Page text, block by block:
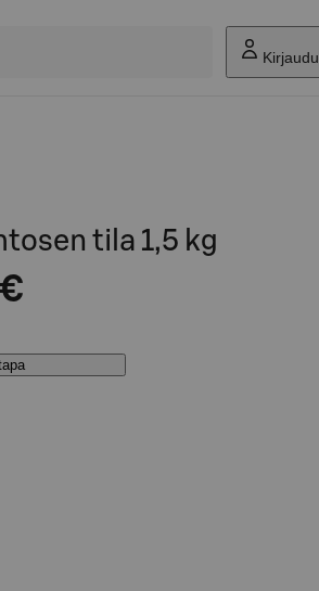
Kirjaudu
tila 1,5 kg